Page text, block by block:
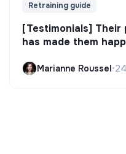
Retraining guide
[Testimonials]
has made them
Marianne Roussel•